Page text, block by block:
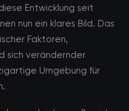
Entwicklung seit
nun ein klares Bild. Das
Faktoren,
sich verändernder
Umgebung für